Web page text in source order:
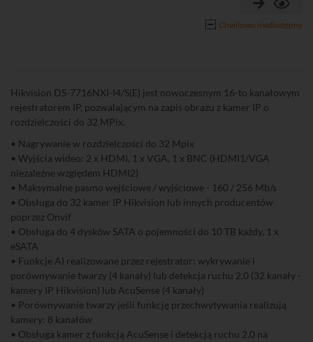
Chwilowo niedostępny
Hikvision DS-7716NXI-I4/S(E) jest nowoczesnym 16-to kanałowym
rejestratorem IP, pozwalającym na zapis obrazu z kamer IP o
rozdzielczości do 32 MPix.
• Nagrywanie w rozdzielczości do 32 Mpix
• Wyjścia wideo: 2 x HDMI, 1 x VGA, 1 x BNC (HDMI1/VGA
niezależne względem HDMI2)
• Maksymalne pasmo wejściowe / wyjściowe - 160 / 256 Mb/s
• Obsługa do 32 kamer IP Hikvision lub innych producentów
poprzez Onvif
• Obsługa do 4 dysków SATA o pojemności do 10 TB każdy, 1 x
eSATA
• Funkcje AI realizowane przez rejestrator: wykrywanie i
porównywanie twarzy (4 kanały) lub detekcja ruchu 2.0 (32 kanały -
kamery IP Hikvision) lub AcuSense (4 kanały)
• Porównywanie twarzy jeśli funkcję przechwytywania realizują
kamery: 8 kanałów
• Obsługa kamer z funkcją AcuSense i detekcją ruchu 2.0 na